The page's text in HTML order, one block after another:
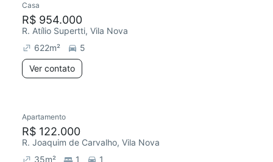
Casa
R$ 954.000
R. Atílio Supertti, Vila Nova
622m²
5
Ver contato
Apartamento
R$ 122.000
R. Joaquim de Carvalho, Vila Nova
35m² 1 1